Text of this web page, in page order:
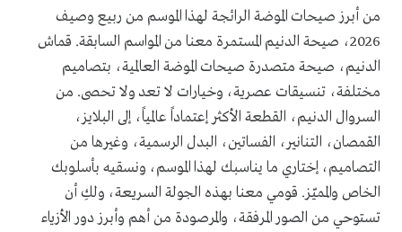
من أبرز صيحات الموضة الرائجة لهذا الموسم من ربيع وصيف
2026، صيحة الدنيم المستمرة معنا من المواسم السابقة. قماش
الدنيم، صيحة متصدرة صيحات الموضة العالمية، بتصاميم
مختلفة، تنسيقات عصرية، وخيارات لا تعد ولا تحصى. من
السروال الدنيم، القطعة الأكثر إعتماداً عالمياً، إلى البلايز،
القمصان، التنانير، الفساتين، البدل الرسمية، وغيرها من
التصاميم، إختاري ما يناسبك لهذا الموسم، ونسقيه بأسلوبك
الخاص والمميّز. قومي معنا بهذه الجولة السريعة، ولكِ أن
تستوحي من الصور المرفقة، والمرصودة من أهم وأبرز دور الأزياء